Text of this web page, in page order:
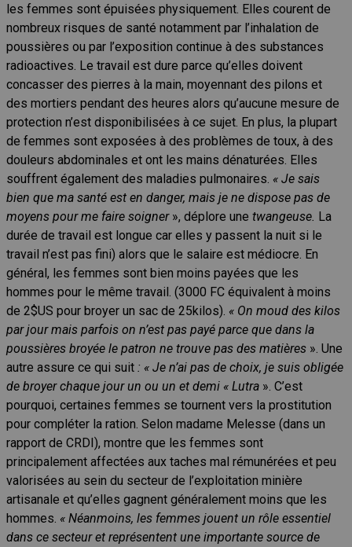
les femmes sont épuisées physiquement. Elles courent de
nombreux risques de santé notamment par l’inhalation de
poussières ou par l’exposition continue à des substances
radioactives. Le travail est dure parce qu’elles doivent
concasser des pierres à la main, moyennant des pilons et
des mortiers pendant des heures alors qu’aucune mesure de
protection n’est disponibilisées à ce sujet. En plus, la plupart
de femmes sont exposées à des problèmes de toux, à des
douleurs abdominales et ont les mains dénaturées. Elles
souffrent également des maladies pulmonaires. « Je sais
bien que ma santé est en danger, mais je ne dispose pas de
moyens pour me faire soigner », déplore une twangeuse. La
durée de travail est longue car elles y passent la nuit si le
travail n’est pas fini) alors que le salaire est médiocre. En
général, les femmes sont bien moins payées que les
hommes pour le même travail. (3000 FC équivalent à moins
de 2$US pour broyer un sac de 25kilos). « On moud des kilos
par jour mais parfois on n’est pas payé parce que dans la
poussières broyée le patron ne trouve pas des matières ». Une
autre assure ce qui suit : « Je n’ai pas de choix, je suis obligée
de broyer chaque jour un ou un et demi « Lutra ». C’est
pourquoi, certaines femmes se tournent vers la prostitution
pour compléter la ration. Selon madame Melesse (dans un
rapport de CRDI), montre que les femmes sont
principalement affectées aux taches mal rémunérées et peu
valorisées au sein du secteur de l’exploitation minière
artisanale et qu’elles gagnent généralement moins que les
hommes. « Néanmoins, les femmes jouent un rôle essentiel
dans ce secteur et représentent une importante source de